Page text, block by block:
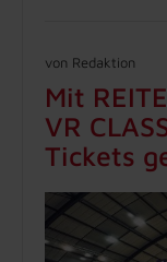
von Redaktion
Mit
VR
Tickets